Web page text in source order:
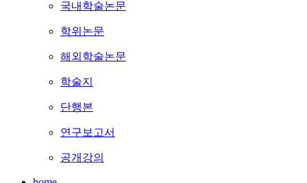
국내학술논문
학위논문
해외학술논문
학술지
단행본
연구보고서
공개강의